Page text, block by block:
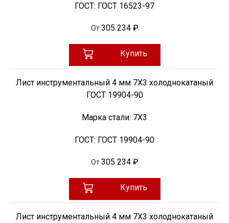
ГОСТ: ГОСТ 16523-97
От 305 234 ₽
Купить
Лист инструментальный 4 мм 7Х3 холоднокатаный
ГОСТ 19904-90
Марка стали: 7Х3
ГОСТ: ГОСТ 19904-90
От 305 234 ₽
Купить
Лист инструментальный 4 мм 7Х3 холоднокатаный